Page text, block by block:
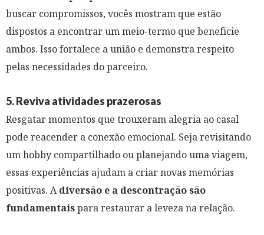
buscar compromissos, vocês mostram que estão
dispostos a encontrar um meio-termo que beneficie
ambos. Isso fortalece a união e demonstra respeito
pelas necessidades do parceiro.
5. Reviva atividades prazerosas
Resgatar momentos que trouxeram alegria ao casal
pode reacender a conexão emocional. Seja revisitando
um hobby compartilhado ou planejando uma viagem,
essas experiências ajudam a criar novas memórias
positivas. Adiversão e a descontração são
fundamentaispara restaurar a leveza na relação.